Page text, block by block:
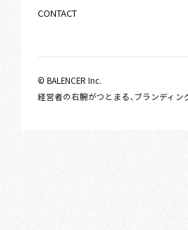
CONTACT
© BALENCER Inc.
経営者の右腕がつとまる、ブランディン